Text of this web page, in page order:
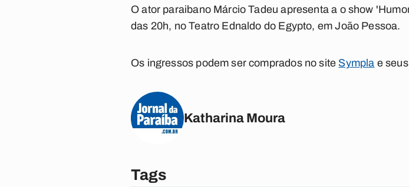
O ator paraibano Márcio Tadeu apresenta a o show
das 20h, no Teatro Ednaldo do Egypto, em João Pessoa.
Os ingressos podem ser comprados no site Sympla e
Katharina Moura
Tags